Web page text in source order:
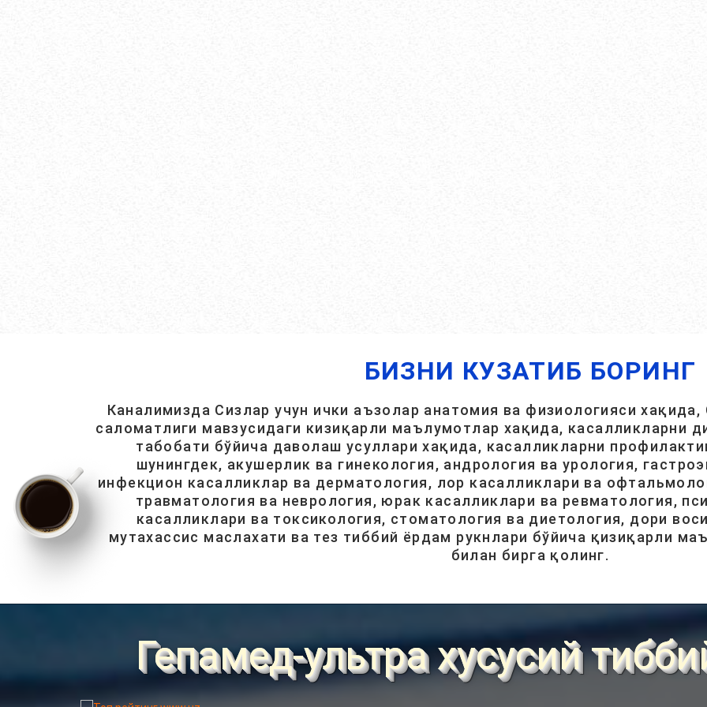
БИЗНИ КУЗАТИБ БОРИНГ
Каналимизда Сизлар учун ички аъзолар анатомия ва физиологияси хақида,
саломатлиги мавзусидаги кизиқарли маълумотлар хақида, касалликларни
табобати бўйича даволаш усуллари хақида, касалликларни
шунингдек, акушерлик ва гинекология, андрология ва урология,
инфекцион касалликлар ва дерматология, лор касалликлари ва
травматология ва неврология, юрак касалликлари ва ревматология,
касалликлари ва токсикология, стоматология ва диетология, дори
мутахассис маслахати ва тез тиббий ёрдам рукнлари бўйича қизиқарли
билан бирга қолинг.
Гепамед-ультра хусусий